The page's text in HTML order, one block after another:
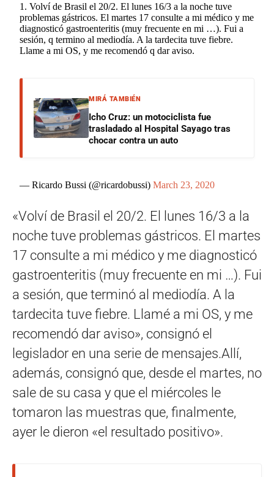
1. Volví de Brasil el 20/2. El lunes 16/3 a la noche tuve
problemas gástricos. El martes 17 consulte a mi médico y me
diagnosticó gastroenteritis (muy frecuente en mi …). Fui a
sesión, q termino al mediodía. A la tardecita tuve fiebre.
Llame a mi OS, y me recomendó q dar aviso.
MIRÁ TAMBIÉN
Icho Cruz: un motociclista fue
trasladado al Hospital Sayago tras
chocar contra un auto
— Ricardo Bussi (@ricardobussi)March 23, 2020
«Volví de Brasil el 20/2. El lunes 16/3 a la
noche tuve problemas gástricos. El martes
17 consulte a mi médico y me diagnosticó
gastroenteritis (muy frecuente en mi …). Fui
a sesión, que terminó al mediodía. A la
tardecita tuve fiebre. Llamé a mi OS, y me
recomendó dar aviso», consignó el
legislador en una serie de mensajes.Allí,
además, consignó que, desde el martes, no
sale de su casa y que el miércoles le
tomaron las muestras que, finalmente,
ayer le dieron «el resultado positivo».